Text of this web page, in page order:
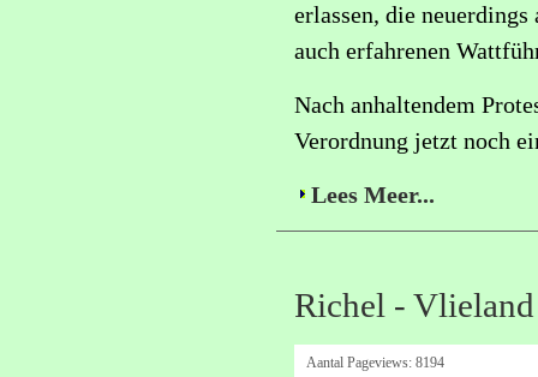
erlassen, die
auch erfahrenen
Nach anhaltendem
Verordnung jetzt noch
Lees Meer...
Richel -
Aantal Pageviews: 8194